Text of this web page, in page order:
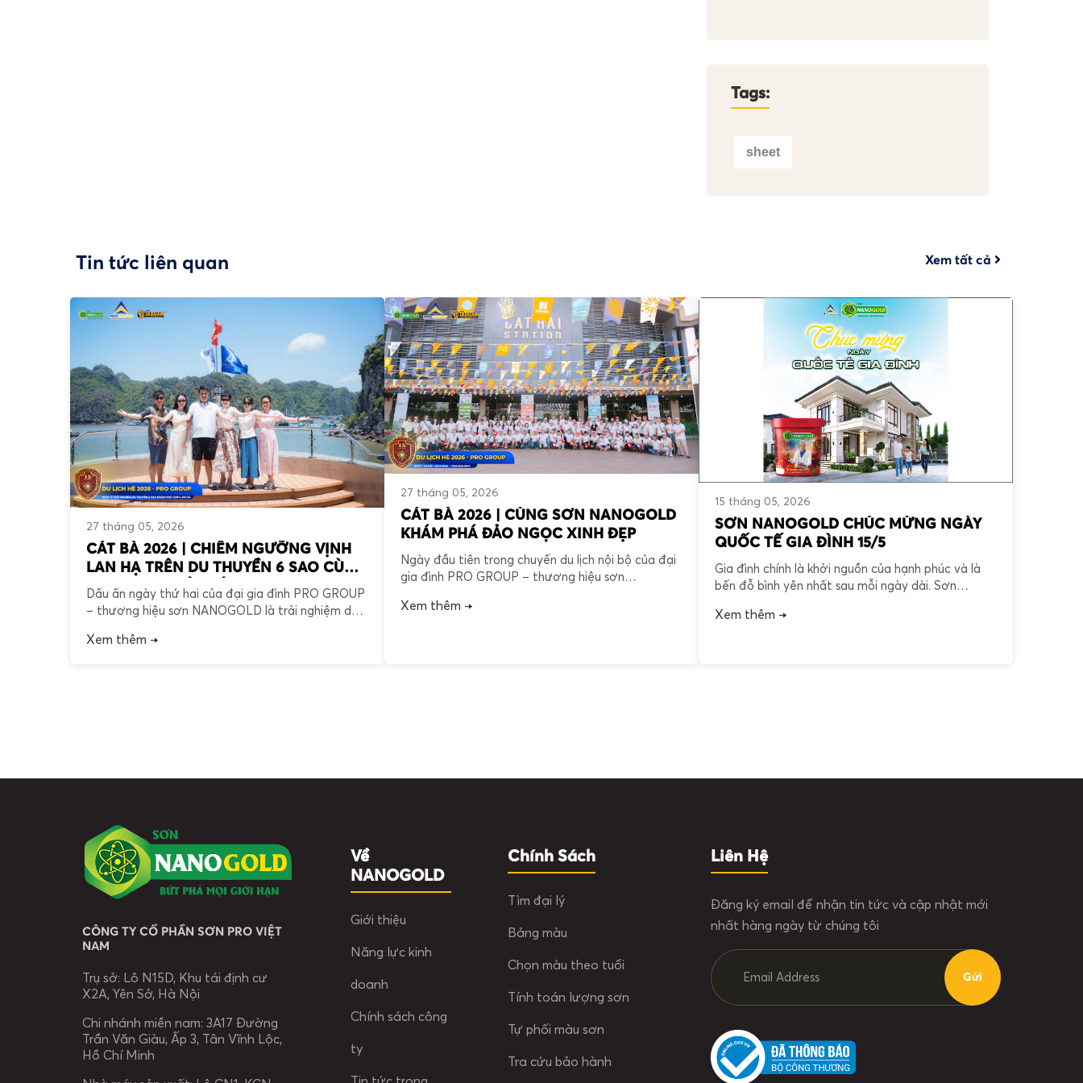
Tags:
sheet
Tin tức liên quan Xem tất cả
27 tháng 05, 2026
CÁT BÀ 2026 | CHIÊM NGƯỠNG VỊNH
LAN HẠ TRÊN DU THUYỀN 6 SAO CÙNG
NANOGOLD VÀ GIÁO SƯ PI
Dấu ấn ngày thứ hai của đại gia đình PRO GROUP
– thương hiệu sơn NANOGOLD là trải nghiệm du
vịnh Lan Hạ. Sau khi chiêm ngưỡng vẻ đẹp kỳ vĩ
Xem thêm →
27 tháng 05, 2026
CÁT BÀ 2026 | CÙNG SƠN NANOGOLD
KHÁM PHÁ ĐẢO NGỌC XINH ĐẸP
Ngày đầu tiên trong chuyến du lịch nội bộ của đại
gia đình PRO GROUP – thương hiệu sơn
vẹn và đong đầy cảm xúc, ghi dấu bước chân của
Xem thêm →
15 tháng 05, 2026
SƠN NANOGOLD CHÚC MỪNG NGÀY
QUỐC TẾ GIA ĐÌNH 15/5
Gia đình chính là khởi nguồn của hạnh phúc và là
bến đỗ bình yên nhất sau mỗi ngày dài. Sơn
bằng công nghệ khoa học tiên tiến, tạo ra không
Xem thêm →
CÔNG TY CỔ PHẦN SƠN PRO VIỆT
NAM
Trụ sở: Lô N15D, Khu tái định cư
X2A, Yên Sở, Hà Nội
Chi nhánh miền nam: 3A17 Đường
Trần Văn Giàu, Ấp 3, Tân Vĩnh Lộc,
Hồ Chí Minh
Về
NANOGOLD
Giới thiệu
Năng lực kinh
doanh
Chính sách công
ty
Chính Sách
Tìm đại lý
Bảng màu
Chọn màu theo tuổi
Tính toán lượng sơn
Tự phối màu sơn
Tra cứu bảo hành
Liên Hệ
Đăng ký email để nhận tin tức và cập nhật mới
nhất hàng ngày từ chúng tôi